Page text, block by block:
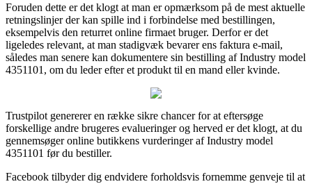
Foruden dette er det klogt at man er opmærksom på de mest aktuelle
retningslinjer der kan spille ind i forbindelse med bestillingen,
eksempelvis den returret online firmaet bruger. Derfor er det
ligeledes relevant, at man stadigvæk bevarer ens faktura e-mail,
således man senere kan dokumentere sin bestilling af Industry model
4351101, om du leder efter et produkt til en mand eller kvinde.
Trustpilot genererer en række sikre chancer for at eftersøge
forskellige andre brugeres evalueringer og herved er det klogt, at du
gennemsøger online butikkens vurderinger af Industry model
4351101 før du bestiller.
Facebook tilbyder dig endvidere forholdsvis fornemme genveje til at